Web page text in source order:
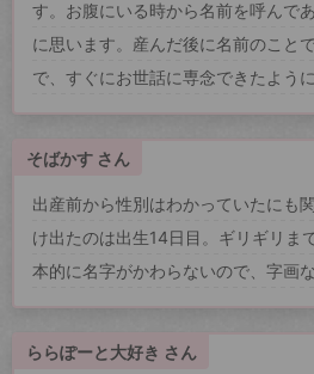
す。お腹にいる時から名前を呼んで
に思います。産んだ後に名前のこと
で、すぐにお世話に専念できたように
そばかす さん
出産前から性別はわかっていたにも
け出たのは出生14日目。ギリギリま
本的に名字がかわらないので、字画
ららぽーと大好き さん